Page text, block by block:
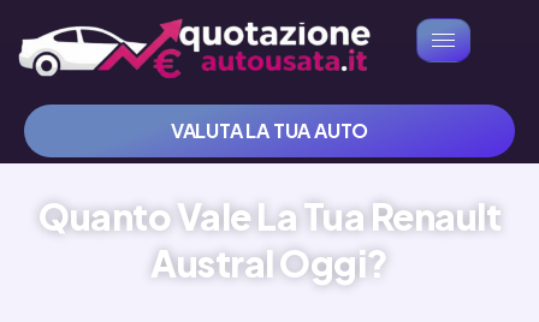
VALUTA LA TUA AUTO
Quanto Vale La Tua Renault
Austral Oggi?